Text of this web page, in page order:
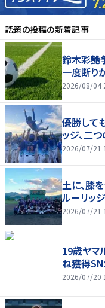
話題の投稿の新着記事
鈴木彩艶
一度断り
2026/08/04
優勝して
ッジ、二つ
2026/07/21
土に、膝
ルーリッ
2026/07/21
19歳ヤマ
ね獲得
2026/07/20